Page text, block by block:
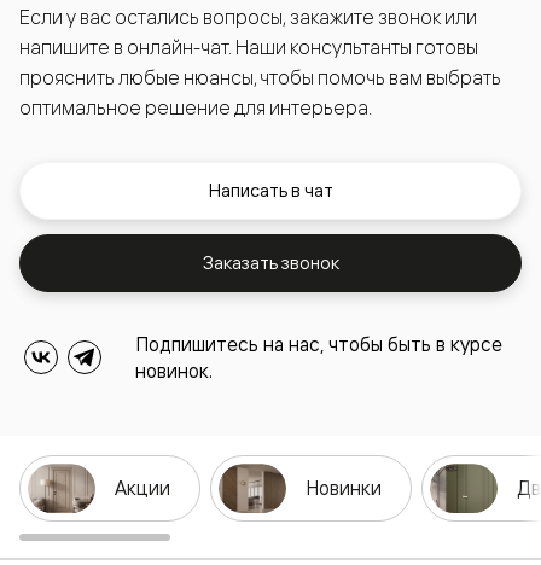
Если у вас остались вопросы, закажите звонок или
напишите в онлайн-чат. Наши консультанты готовы
прояснить любые нюансы, чтобы помочь вам выбрать
оптимальное решение для интерьера.
Написать в чат
Заказать звонок
Подпишитесь на нас, чтобы быть в курсе
новинок.
Акции Новинки